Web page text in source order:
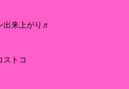
出来上がり♬
ストコ